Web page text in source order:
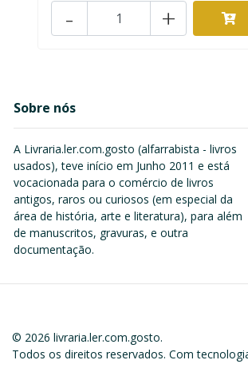
+
-
Sobre nós
A Livraria.ler.com.gosto (alfarrabista - livros
usados), teve início em Junho 2011 e está
vocacionada para o comércio de livros
antigos, raros ou curiosos (em especial da
área de história, arte e literatura), para além
de manuscritos, gravuras, e outra
documentação.
© 2026 livraria.ler.com.gosto.
Todos os direitos reservados. Com